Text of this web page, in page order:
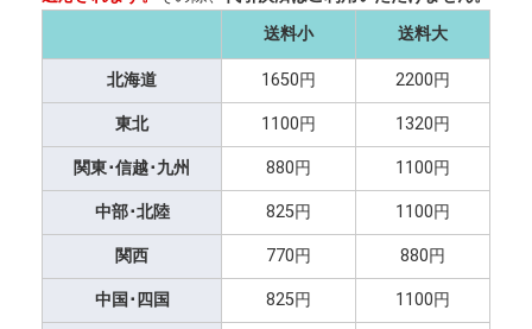
送料小
送料大
北海道 1650円 2200円
東北 1100円 1320円
関東･信越･九州 880円 1100円
中部･北陸 825円 1100円
関西 770円 880円
中国･四国 825円 1100円